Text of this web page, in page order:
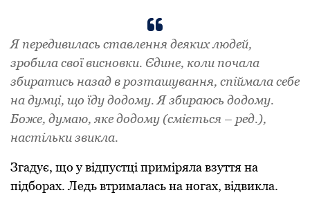
Я передивилась ставлення деяких людей,
зробила свої висновки. Єдине, коли почала
збиратись назад в розташування, спіймала себе
на думці, що їду додому. Я збираюсь додому.
Боже, думаю, яке додому (сміється – ред.),
настільки звикла.
Згадує, що у відпустці приміряла взуття на
підборах. Ледь втрималась на ногах, відвикла.